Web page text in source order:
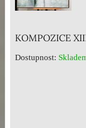
KOMPOZICE
Dostupnost: